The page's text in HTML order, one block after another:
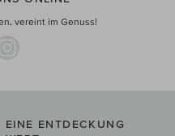
vereint im Genuss!
EINE ENTDECKUNG